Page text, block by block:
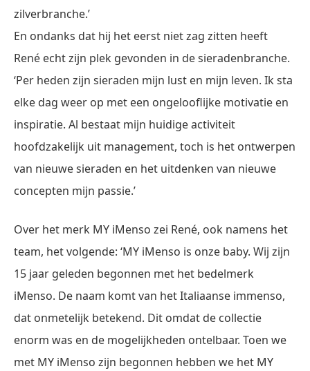
zilverbranche.’
En ondanks dat hij het eerst niet zag zitten heeft
René echt zijn plek gevonden in de sieradenbranche.
‘Per heden zijn sieraden mijn lust en mijn leven. Ik sta
elke dag weer op met een ongelooflijke motivatie en
inspiratie. Al bestaat mijn huidige activiteit
hoofdzakelijk uit management, toch is het ontwerpen
van nieuwe sieraden en het uitdenken van nieuwe
concepten mijn passie.’
Over het merk MY iMenso zei René, ook namens het
team, het volgende: ‘MY iMenso is onze baby. Wij zijn
15 jaar geleden begonnen met het bedelmerk
iMenso. De naam komt van het Italiaanse immenso,
dat onmetelijk betekend. Dit omdat de collectie
enorm was en de mogelijkheden ontelbaar. Toen we
met MY iMenso zijn begonnen hebben we het MY